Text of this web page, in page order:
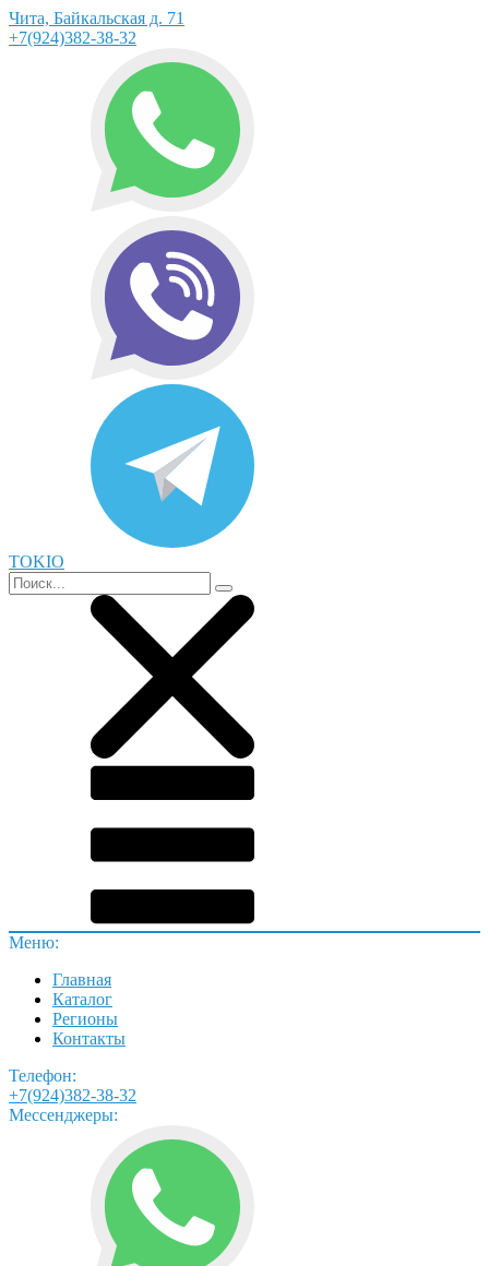
Чита, Байкальская д. 71
+7(924)382-38-32
TOKIO
Меню:
Главная
Каталог
Регионы
Контакты
Телефон:
+7(924)382-38-32
Мессенджеры: